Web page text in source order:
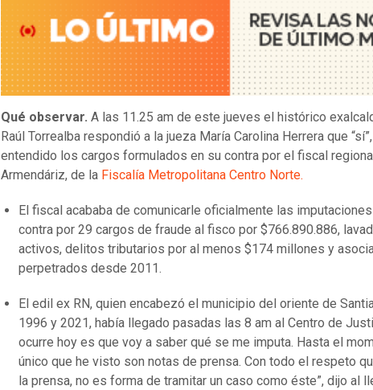
Qué observar. A las 11.25 am de este jueves el histórico
Raúl Torrealba respondió a la jueza María Carolina Herrera que
entendido los cargos formulados en su contra por el fiscal
Armendáriz, de la Fiscalía Metropolitana Centro Norte.
El fiscal acababa de comunicarle oficialmente las
contra por 29 cargos de fraude al fisco por $766.890.886,
activos, delitos tributarios por al menos $174 millones y
perpetrados desde 2011.
El edil ex RN, quien encabezó el municipio del oriente de
1996 y 2021, había llegado pasadas las 8 am al Centro de
ocurre hoy es que voy a saber qué se me imputa. Hasta el
único que he visto son notas de prensa. Con todo el respeto
la prensa, no es forma de tramitar un caso como éste”, dijo al